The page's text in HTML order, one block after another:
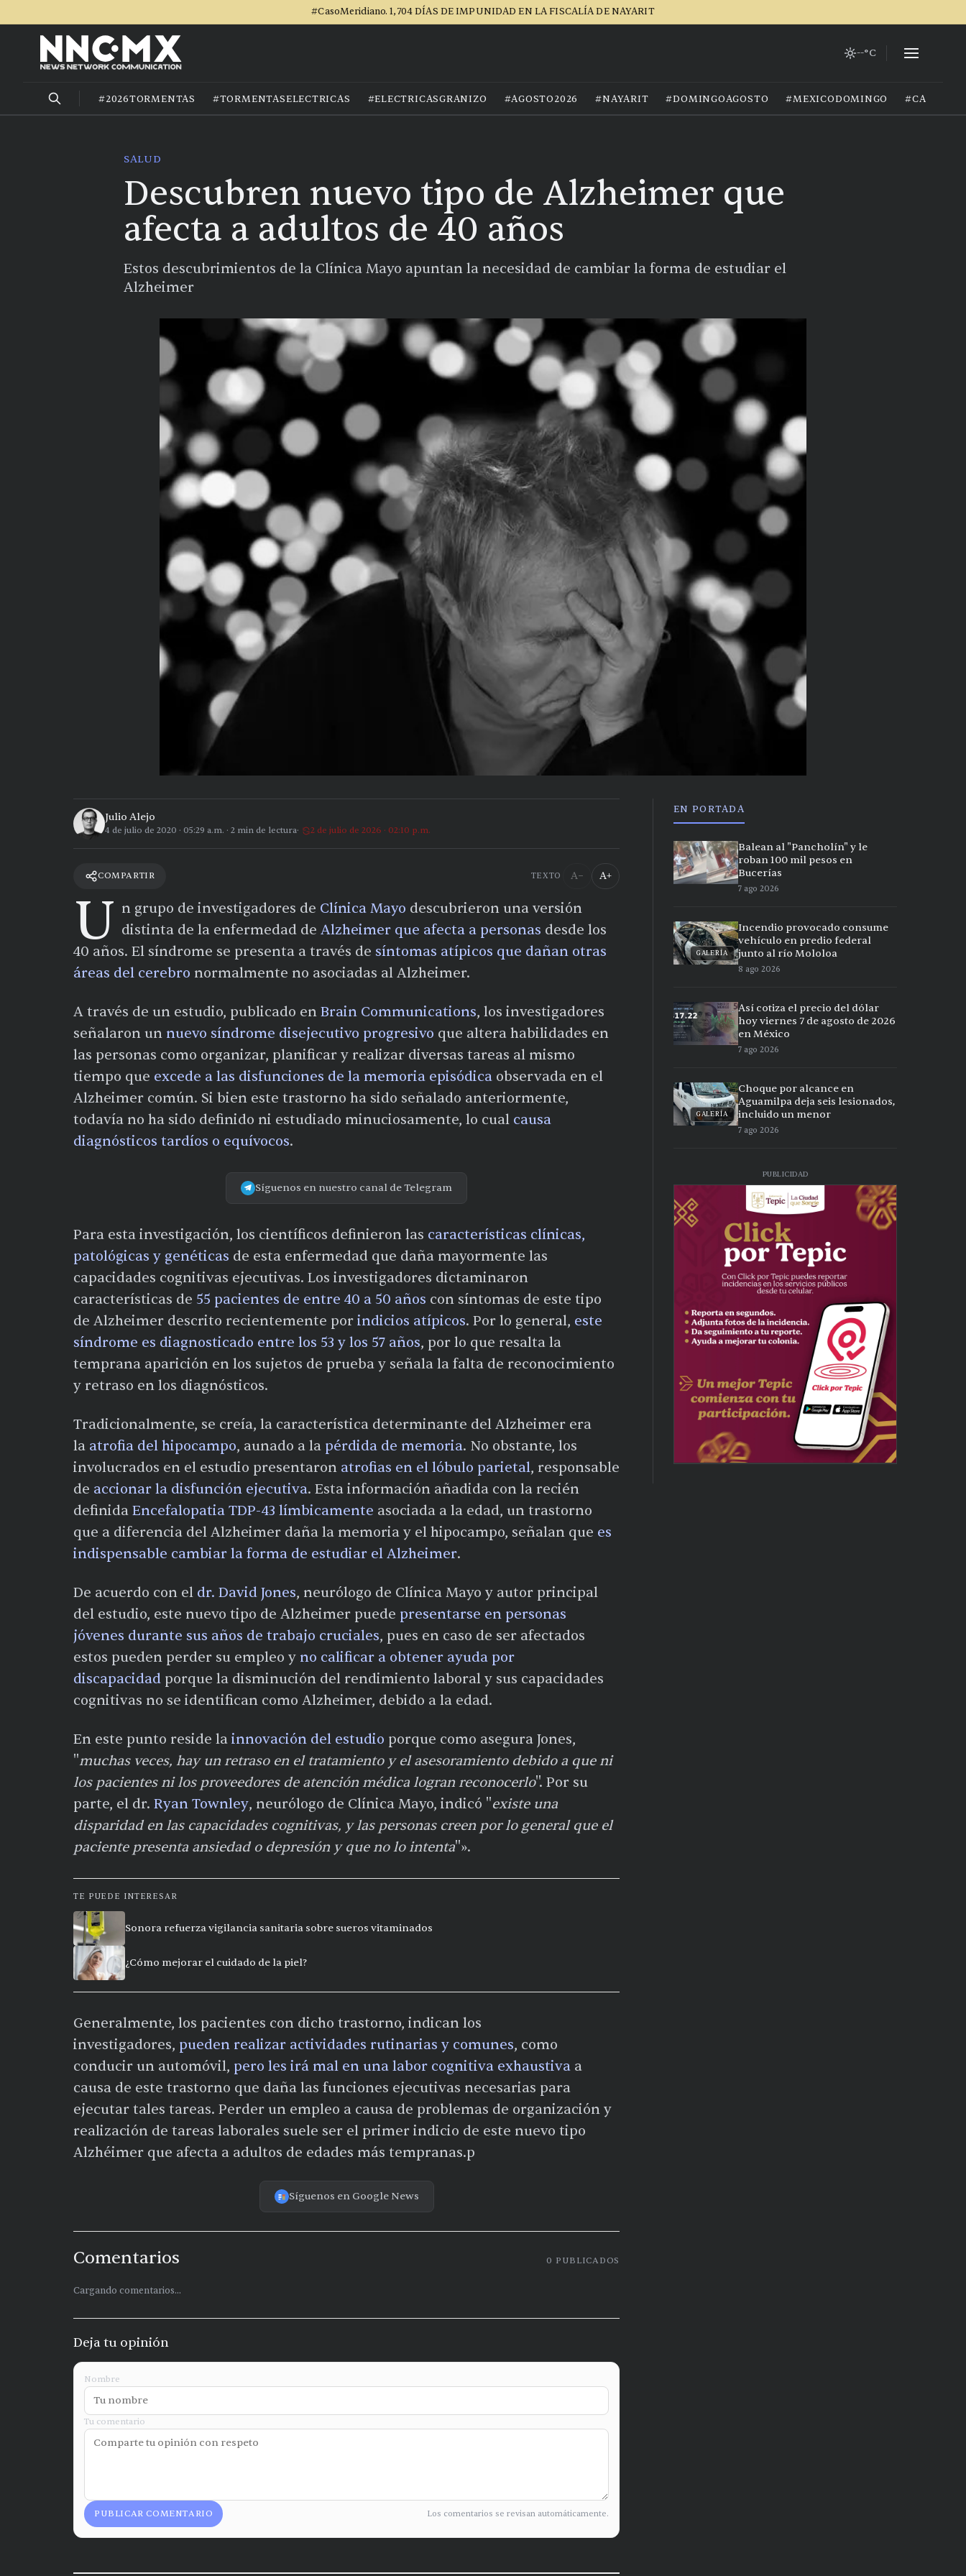
#CasoMeridiano. 1,704 DÍAS DE IMPUNIDAD EN LA FISCALÍA DE NAYARIT
--°C
#2026TORMENTAS #TORMENTASELECTRICAS #ELECTRICASGRANIZO #AGOSTO2026 #NAYARIT #DOMINGOAGOSTO #MEXICODOMINGO
SALUD
Descubren nuevo tipo de Alzheimer que
afecta a adultos de 40 años
Estos descubrimientos de la Clínica Mayo apuntan la necesidad de cambiar la forma de estudiar el
Alzheimer
Julio Alejo
4 de julio de 2020 · 05:29 a.m. · 2 min de lectura 2 de julio de 2026 · 02:10 p.m.
COMPARTIR TEXTO A− A+
U n grupo de investigadores de Clínica Mayo descubrieron una versión
distinta de la enfermedad de Alzheimer que afecta a personas desde los
40 años. El síndrome se presenta a través de síntomas atípicos que dañan otras
áreas del cerebro normalmente no asociadas al Alzheimer.
A través de un estudio, publicado en Brain Communications, los investigadores
señalaron un nuevo síndrome disejecutivo progresivo que altera habilidades en
las personas como organizar, planificar y realizar diversas tareas al mismo
tiempo que excede a las disfunciones de la memoria episódica observada en el
Alzheimer común. Si bien este trastorno ha sido señalado anteriormente,
todavía no ha sido definido ni estudiado minuciosamente, lo cual causa
diagnósticos tardíos o equívocos.
Síguenos en nuestro canal de Telegram
Para esta investigación, los científicos definieron las características clínicas,
patológicas y genéticas de esta enfermedad que daña mayormente las
capacidades cognitivas ejecutivas. Los investigadores dictaminaron
características de 55 pacientes de entre 40 a 50 años con síntomas de este tipo
de Alzheimer descrito recientemente por indicios atípicos. Por lo general, este
síndrome es diagnosticado entre los 53 y los 57 años, por lo que resalta la
temprana aparición en los sujetos de prueba y señala la falta de reconocimiento
y retraso en los diagnósticos.
Tradicionalmente, se creía, la característica determinante del Alzheimer era
la atrofia del hipocampo, aunado a la pérdida de memoria. No obstante, los
involucrados en el estudio presentaron atrofias en el lóbulo parietal, responsable
de accionar la disfunción ejecutiva. Esta información añadida con la recién
definida Encefalopatia TDP-43 límbicamente asociada a la edad, un trastorno
que a diferencia del Alzheimer daña la memoria y el hipocampo, señalan que es
indispensable cambiar la forma de estudiar el Alzheimer.
De acuerdo con el dr. David Jones, neurólogo de Clínica Mayo y autor principal
del estudio, este nuevo tipo de Alzheimer puede presentarse en personas
jóvenes durante sus años de trabajo cruciales, pues en caso de ser afectados
estos pueden perder su empleo y no calificar a obtener ayuda por
discapacidad porque la disminución del rendimiento laboral y sus capacidades
cognitivas no se identifican como Alzheimer, debido a la edad.
En este punto reside la innovación del estudio porque como asegura Jones,
"muchas veces, hay un retraso en el tratamiento y el asesoramiento debido a que ni
los pacientes ni los proveedores de atención médica logran reconocerlo". Por su
parte, el dr. Ryan Townley, neurólogo de Clínica Mayo, indicó "existe una
disparidad en las capacidades cognitivas, y las personas creen por lo general que el
paciente presenta ansiedad o depresión y que no lo intenta"».
TE PUEDE INTERESAR
Sonora refuerza vigilancia sanitaria sobre sueros vitaminados
¿Cómo mejorar el cuidado de la piel?
Generalmente, los pacientes con dicho trastorno, indican los
investigadores, pueden realizar actividades rutinarias y comunes, como
conducir un automóvil, pero les irá mal en una labor cognitiva exhaustiva a
causa de este trastorno que daña las funciones ejecutivas necesarias para
ejecutar tales tareas. Perder un empleo a causa de problemas de organización y
realización de tareas laborales suele ser el primer indicio de este nuevo tipo
Alzhéimer que afecta a adultos de edades más tempranas.p
Síguenos en Google News
Comentarios 0 PUBLICADOS
Cargando comentarios...
Deja tu opinión
Nombre
Tu comentario
PUBLICAR COMENTARIO Los comentarios se revisan automáticamente.
EN PORTADA
Balean al "Pancholín" y le
roban 100 mil pesos en
Bucerías
7 ago 2026
GALERÍA
Incendio provocado consume
vehículo en predio federal
junto al río Mololoa
8 ago 2026
Así cotiza el precio del dólar
hoy viernes 7 de agosto de 2026
en México
7 ago 2026
GALERÍA
Choque por alcance en
Aguamilpa deja seis lesionados,
incluido un menor
7 ago 2026
PUBLICIDAD